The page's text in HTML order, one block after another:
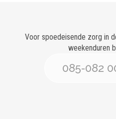
Voor spoedeisende zorg in
weekenduren
085-082